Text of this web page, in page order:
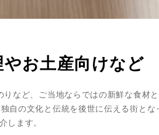
お土産向けなど
など、ご当地ならではの新鮮な食材
の文化と伝統を後世に伝える街とな
します。